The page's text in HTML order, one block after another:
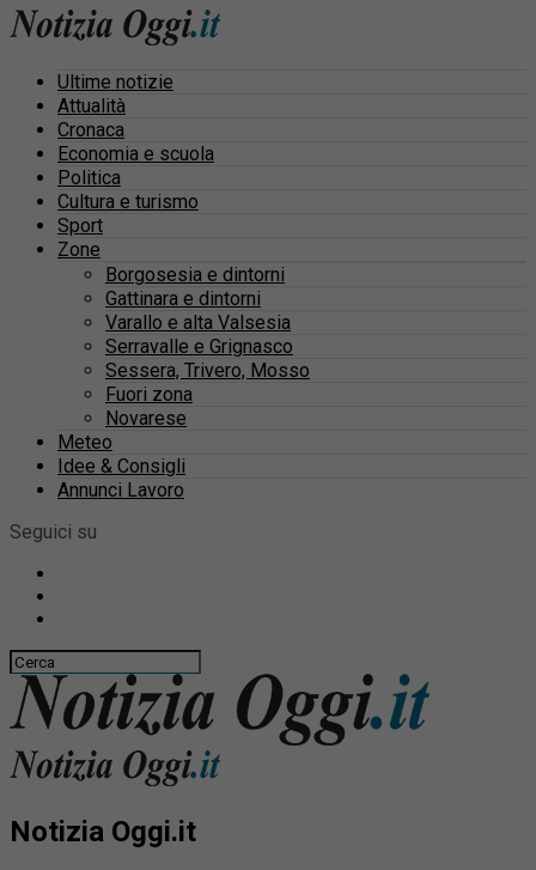
Ultime notizie
Attualità
Cronaca
Economia e scuola
Politica
Cultura e turismo
Sport
Zone
Borgosesia e dintorni
Gattinara e dintorni
Varallo e alta Valsesia
Serravalle e Grignasco
Sessera, Trivero, Mosso
Fuori zona
Novarese
Meteo
Idee & Consigli
Annunci Lavoro
Seguici su
Notizia Oggi.it